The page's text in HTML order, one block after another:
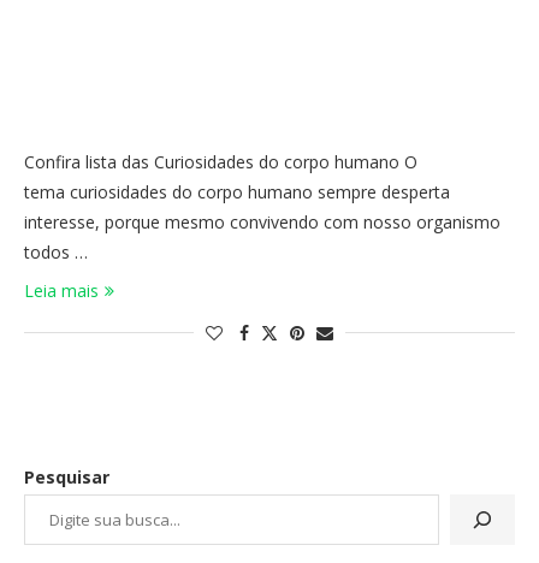
Confira lista das Curiosidades do corpo humano O
tema curiosidades do corpo humano sempre desperta
interesse, porque mesmo convivendo com nosso organismo
todos …
Leia mais
Pesquisar